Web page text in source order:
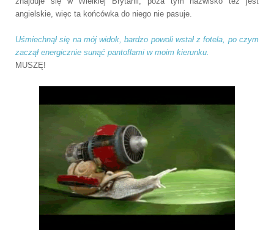
angielskie, więc ta końcówka do niego nie pasuje.
Uśmiechnął się na mój widok, bardzo powoli wstał z fotela, po czym
zaczął energicznie sunąć pantoflami w moim kierunku.
MUSZĘ!